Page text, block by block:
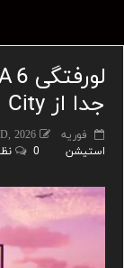
جدا از Vice City
فوریه 3RD, 2026
استیشن
0 نظرات